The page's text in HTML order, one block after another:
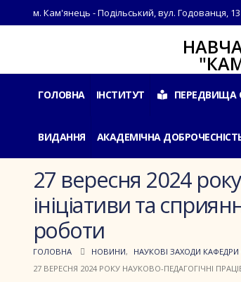
м. Кам'янець - Подільський, вул. Годованця, 13
ГОЛОВНА ІНСТИТУТ ПЕРЕДВИЩА
ВИДАННЯ АКАДЕМІЧНА
27 вересня 2024
ініціативи та
роботи
ГОЛОВНА НОВИНИ, НАУКОВІ ЗАХОДИ КАФЕДРИ
27 ВЕРЕСНЯ 2024 РОКУ НАУКОВО-ПЕДАГОГІЧНІ